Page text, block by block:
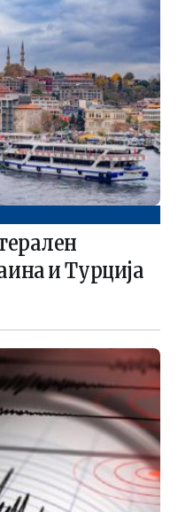
и Турција